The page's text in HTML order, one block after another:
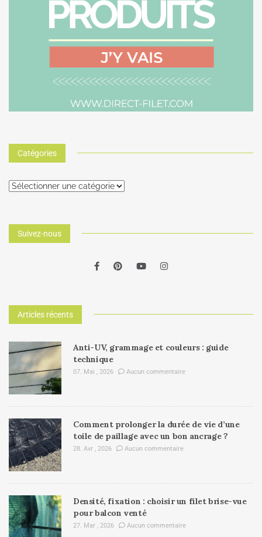
Catégories
Suivez-nous
Articles récents
Anti-UV, grammage et couleurs : guide
technique
07. Mai , 2026 Aucun commentaire
Comment prolonger la durée de vie d’une
toile de paillage avec un bon ancrage ?
28. Avr , 2026 Aucun commentaire
Densité, fixation : choisir un filet brise-vue
pour balcon venté
27. Mar , 2026 Aucun commentaire